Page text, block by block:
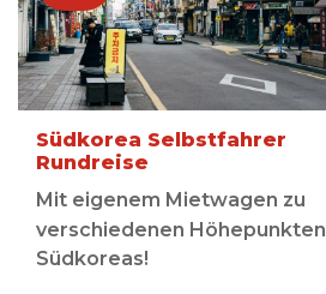
Südkorea Selbstfahrer
Rundreise
Mit eigenem Mietwagen zu
verschiedenen Höhepunkten
Südkoreas!